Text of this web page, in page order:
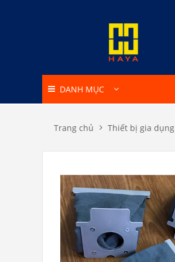
DANH MỤC
Trang chủ Thiết bị gia dụng